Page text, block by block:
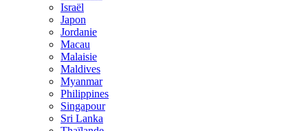
Israël
Japon
Jordanie
Macau
Malaisie
Maldives
Myanmar
Philippines
Singapour
Sri Lanka